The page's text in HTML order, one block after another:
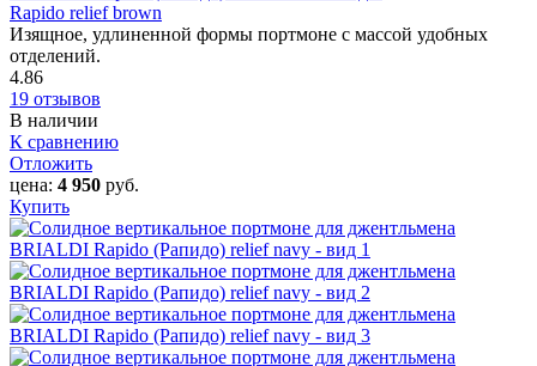
Rapido relief brown
Изящное, удлиненной формы портмоне с массой удобных
отделений.
4.86
19 отзывов
В наличии
К сравнению
Отложить
цена: 4 950 руб.
Купить